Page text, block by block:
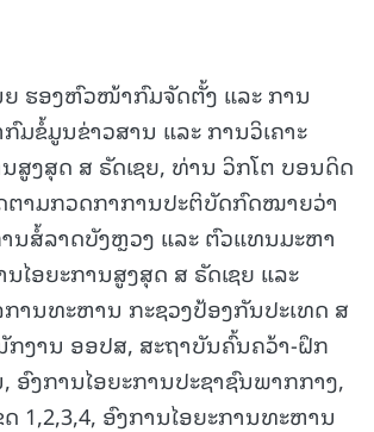
ຍ ຮອງຫົວໜ້າກົມຈັດຕັ້ງ ແລະ ການ
ມຂໍ້ມູນຂ່າວສານ ແລະ ການວິເຄາະ
ສູງສຸດ ສ ຣັດເຊຍ, ທ່ານ ວິກໂຕ ບອນດິດ
າມກວດກາການປະຕິບັດກົດໝາຍວ່າ
ນສໍ້ລາດບັງຫຼວງ ແລະ ຕົວແທນມະຫາ
ໄອຍະການສູງສຸດ ສ ຣັດເຊຍ ແລະ
ານທະຫານ ກະຊວງປ້ອງກັນປະເທດ ສ
ກງານ ອອປສ, ສະຖາບັນຄົ້ນຄວ້າ-ຝຶກ
ອົງການໄອຍະການປະຊາຊົນພາກກາງ,
1,2,3,4, ອົງການໄອຍະການທະຫານ